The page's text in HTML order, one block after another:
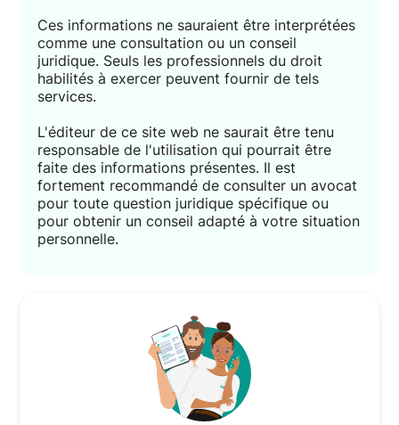
Ces informations ne sauraient être interprétées
comme une consultation ou un conseil
juridique. Seuls les professionnels du droit
habilités à exercer peuvent fournir de tels
services.
L'éditeur de ce site web ne saurait être tenu
responsable de l'utilisation qui pourrait être
faite des informations présentes. Il est
fortement recommandé de consulter un avocat
pour toute question juridique spécifique ou
pour obtenir un conseil adapté à votre situation
personnelle.